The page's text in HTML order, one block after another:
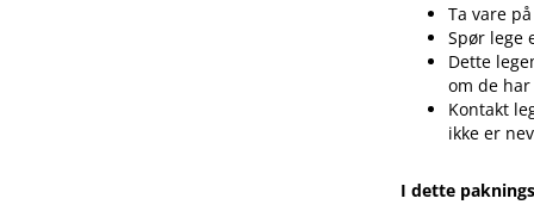
Ta vare
Spør lege
Dette
om de
Kontakt
ikke er
I dette